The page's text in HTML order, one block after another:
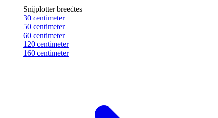
Snijplotter breedtes
30 centimeter
50 centimeter
60 centimeter
120 centimeter
160 centimeter